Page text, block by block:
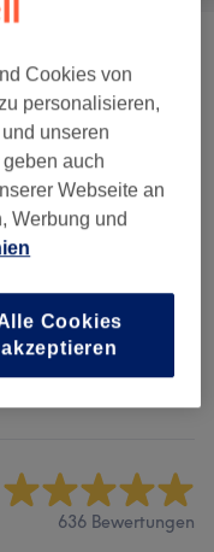
ab 55 €
ab 129 €
636 Bewertungen
Cookies von
personalisieren,
unseren
auch
Webseite an
Werbung und
Cookies
akzeptieren